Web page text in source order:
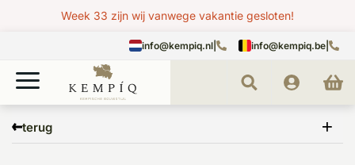
Week 33 zijn wij vanwege vakantie gesloten!
info@kempiq.nl info@kempiq.be
terug
stalraampje